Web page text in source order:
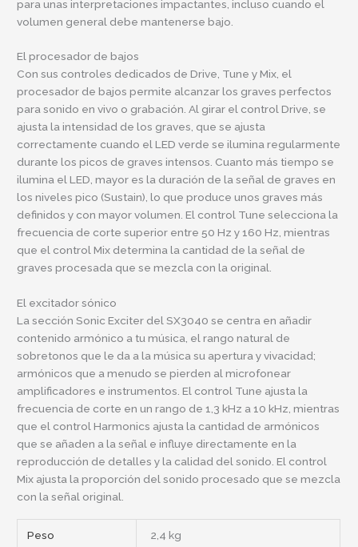
para unas interpretaciones impactantes, incluso cuando el
volumen general debe mantenerse bajo.
El procesador de bajos
Con sus controles dedicados de Drive, Tune y Mix, el
procesador de bajos permite alcanzar los graves perfectos
para sonido en vivo o grabación. Al girar el control Drive, se
ajusta la intensidad de los graves, que se ajusta
correctamente cuando el LED verde se ilumina regularmente
durante los picos de graves intensos. Cuanto más tiempo se
ilumina el LED, mayor es la duración de la señal de graves en
los niveles pico (Sustain), lo que produce unos graves más
definidos y con mayor volumen. El control Tune selecciona la
frecuencia de corte superior entre 50 Hz y 160 Hz, mientras
que el control Mix determina la cantidad de la señal de
graves procesada que se mezcla con la original.
El excitador sónico
La sección Sonic Exciter del SX3040 se centra en añadir
contenido armónico a tu música, el rango natural de
sobretonos que le da a la música su apertura y vivacidad;
armónicos que a menudo se pierden al microfonear
amplificadores e instrumentos. El control Tune ajusta la
frecuencia de corte en un rango de 1,3 kHz a 10 kHz, mientras
que el control Harmonics ajusta la cantidad de armónicos
que se añaden a la señal e influye directamente en la
reproducción de detalles y la calidad del sonido. El control
Mix ajusta la proporción del sonido procesado que se mezcla
con la señal original.
Peso 2,4 kg